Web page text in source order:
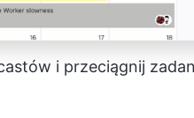
i przeciągnij